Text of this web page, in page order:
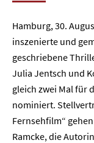
Hamburg, 30.
inszenierte und
geschriebene
Julia Jentsch und
gleich zwei Mal für
nominiert.
Fernsehfilm“
Ramcke, die